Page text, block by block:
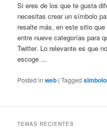
Si eres de los que te gusta
necesitas crear un símbolo
resalte más, en este sitio
entre nueve categorías para
Twitter. Lo relevante es que
escoge ...
Posted in web |Tagged
TEMAS RECIENTES